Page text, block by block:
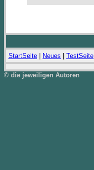
StartSeite Neues TestSeite
© die jeweiligen Autoren